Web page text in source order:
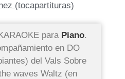
(tocapartituras)
para Piano.
en DO
del Vals Sobre
waves Waltz (en